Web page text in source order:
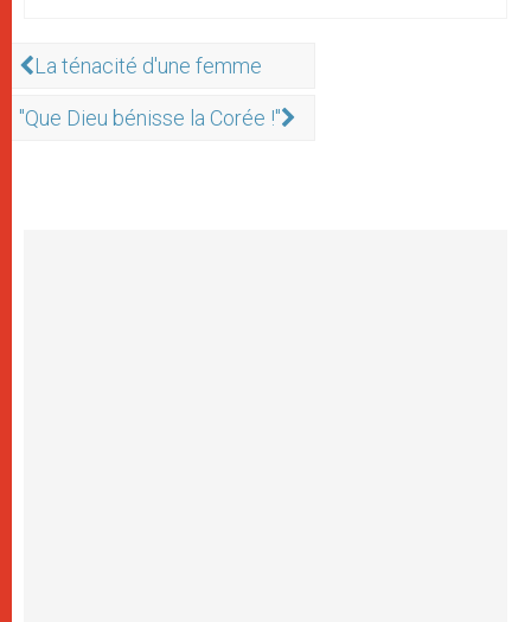
La ténacité d'une femme
"Que Dieu bénisse la Corée !"